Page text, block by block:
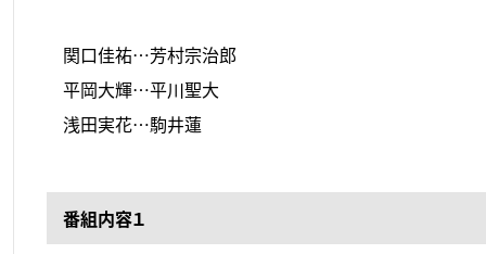
関口佳祐…芳村宗治郎
平岡大輝…平川聖大
浅田実花…駒井蓮
番組内容１